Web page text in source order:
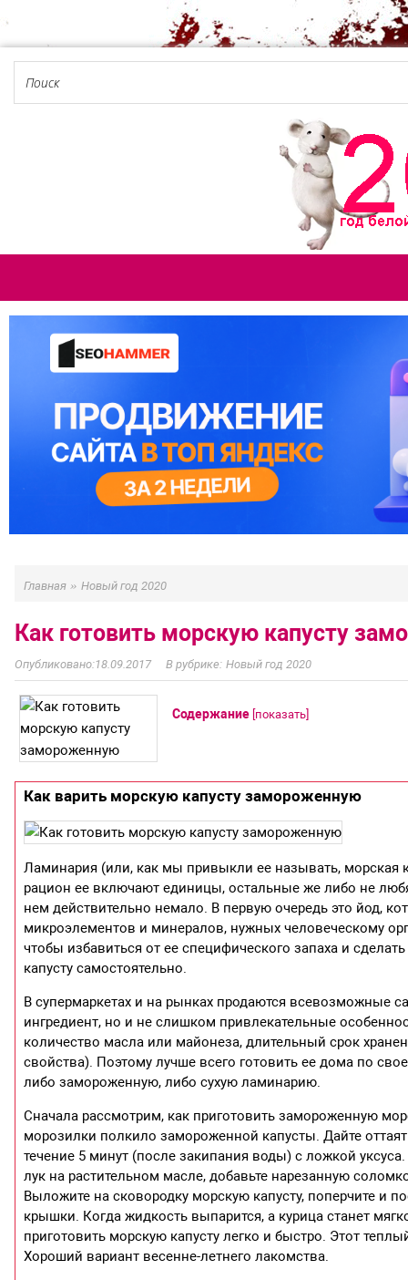
Главная » Новый год 2020
Как готовить морскую капусту
18.09.2017 Новый год 2020
Содержание [показать]
Как варить морскую капусту замороженную
Ламинария (или, как мы привыкли ее называть, морская
рацион ее включают единицы, остальные же либо не
нем действительно немало. В первую очередь это йод,
микроэлементов и минералов, нужных человеческому
чтобы избавиться от ее специфического запаха и
капусту самостоятельно.
В супермаркетах и на рынках продаются всевозможные
ингредиент, но и не слишком привлекательные
количество масла или майонеза, длительный срок
свойства). Поэтому лучше всего готовить ее дома по
либо замороженную, либо сухую ламинарию.
Сначала рассмотрим, как приготовить замороженную
морозилки полкило замороженной капусты. Дайте
течение 5 минут (после закипания воды) с ложкой
лук на растительном масле, добавьте нарезанную
Выложите на сковородку морскую капусту, поперчите и
крышки. Когда жидкость выпарится, а курица станет
приготовить морскую капусту легко и быстро. Этот
Хороший вариант весенне-летнего лакомства.